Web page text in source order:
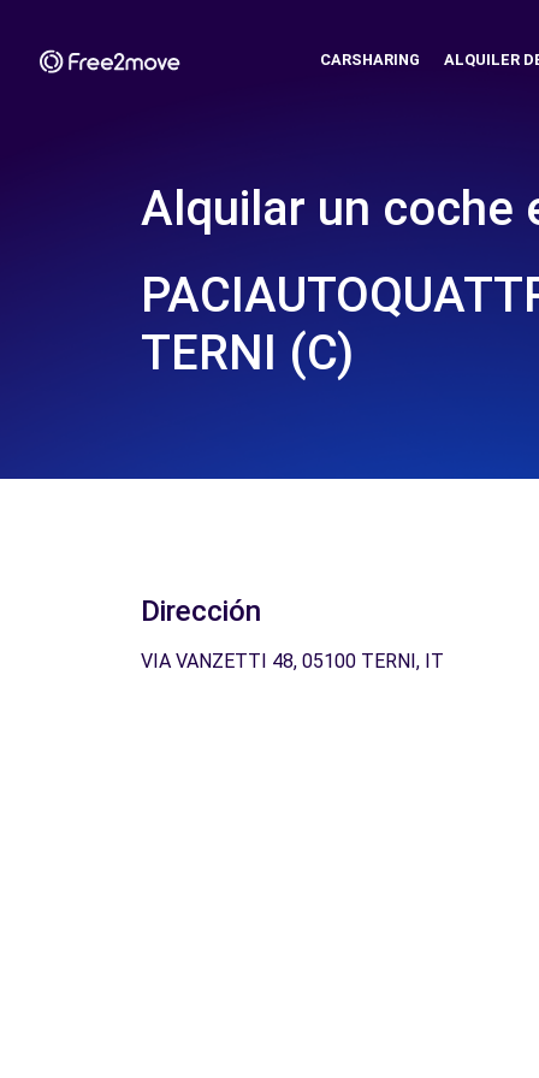
CARSHARING ALQUILER
Alquilar un coche
TERNI (C)
Dirección
VIA VANZETTI 48, 05100 TERNI, IT